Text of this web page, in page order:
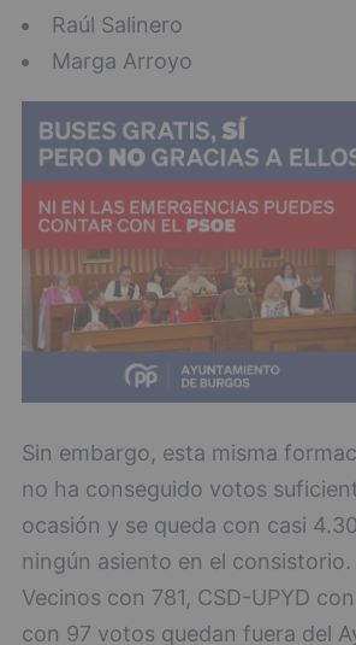
Raúl Salinero
Marga Arroyo
Sin embargo, esta misma
no ha conseguido votos
ocasión y se queda con casi
ningún asiento en el consistorio.
Vecinos con 781, CSD-UPYD
con 97 votos quedan fuera del